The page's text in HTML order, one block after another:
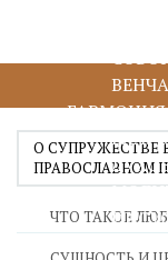
О СУПРУЖЕСТВЕ
ПРАВОСЛАВНОМ
ЧТО ТАКОЕ